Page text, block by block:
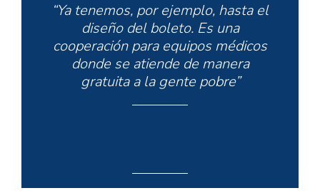
“Ya tenemos, por ejemplo, hasta el
diseño del boleto. Es una
cooperación para equipos médicos
donde se atiende de manera
gratuita a la gente pobre”